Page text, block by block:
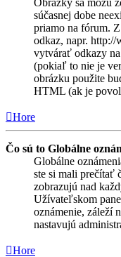
súčasnej dobe
priamo na fórum.
odkaz, napr.
vytvárať odkazy
(pokiaľ to nie je
obrázku použite
HTML (ak je
Hore
Čo sú to Globálne
Globálne
ste si mali prečítať
zobrazujú nad
Užívateľskom
oznámenie, záleží
nastavujú
Hore